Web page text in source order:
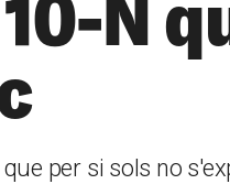
per si sols no